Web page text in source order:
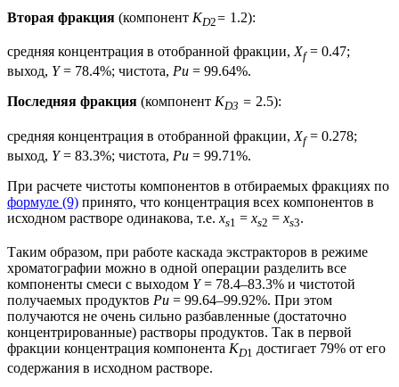
Вторая фракция (компонент KD2= 1.2):
средняя концентрация в отобранной фракции, Xf= 0.47;
выход, Y= 78.4%; чистота, Pu = 99.64%.
Последняя фракция (компонент KD3 = 2.5):
средняя концентрация в отобранной фракции, Xf= 0.278;
выход, Y= 83.3%; чистота, Pu = 99.71%.
При расчете чистоты компонентов в отбираемых фракциях по
формуле (9) принято, что концентрация всех компонентов в
исходном растворе одинакова, т.е. xs1 = xs2 = xs3.
Таким образом, при работе каскада экстракторов в режиме
хроматографии можно в одной операции разделить все
компоненты смеси с выходом Y= 78.4–83.3% и чистотой
получаемых продуктов Pu = 99.64–99.92%. При этом
получаются не очень сильно разбавленные (достаточно
концентрированные) растворы продуктов. Так в первой
фракции концентрация компонента KD1 достигает 79% от его
содержания в исходном растворе.